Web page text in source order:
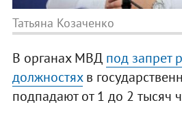
Татьяна Козаченко
В органах МВД под запрет
должностяхв
подпадают от 1 до 2 тысяч